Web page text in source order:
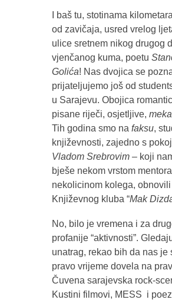
I baš tu, stotinama
od zavičaja, usred vrelog
ulice sretnem nikog drugog
vjenčanog kuma, poetu
Golića! Nas dvojica se
prijateljujemo još od
u Sarajevu. Obojica
pisane riječi, osjetljive,
Tih godina smo na faksu,
književnosti, zajedno s
Vladom Srebrovim – koji
bješe nekom vrstom
nekolicinom kolega, obnovili
Književnog kluba “Mak
No, bilo je vremena i za
profanije “aktivnosti”.
unatrag, rekao bih da nas je
pravo vrijeme dovela na
Čuvena sarajevska rock-
Kustini filmovi, MESS i